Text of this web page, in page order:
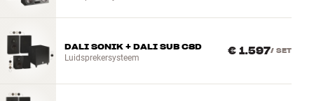
DALI SONIK + DALI SUB C8D
Luidsprekersysteem
€ 1.597/ SET